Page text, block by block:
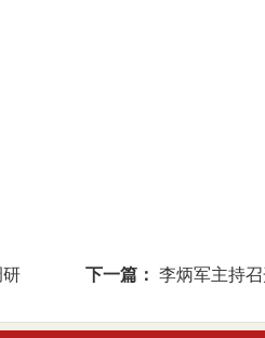
下一篇： 李炳军主持